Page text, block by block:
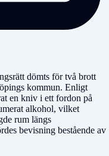
dömts för två brott
kommun. Enligt
en kniv i ett fordon på
alkohol, vilket
rum längs
bevisning bestående av